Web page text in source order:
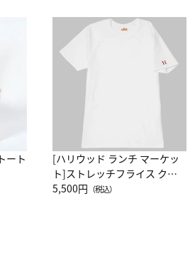
ート
[ハリウッド ランチ マーケッ
ト]ストレッチフライス クル
ーネック別注半袖Ｔシャツ
5,500円 （税込）